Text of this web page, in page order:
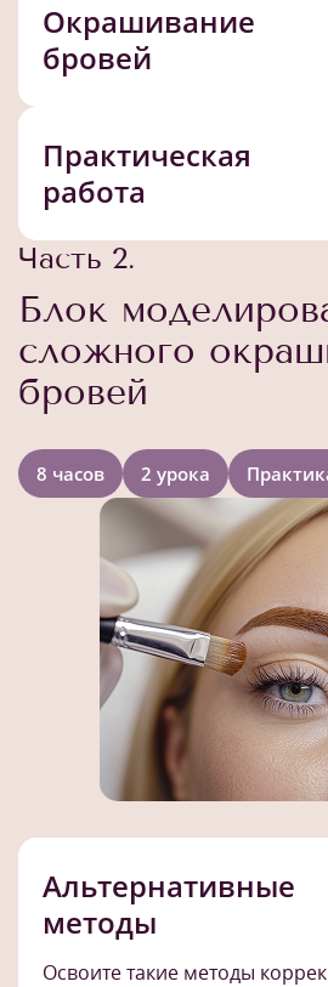
Окрашивание
бровей
Практическая
работа
Часть 2.
Блок
сложного
бровей
8 часов 2 урока
Альтернативные
методы
Освоите такие методы